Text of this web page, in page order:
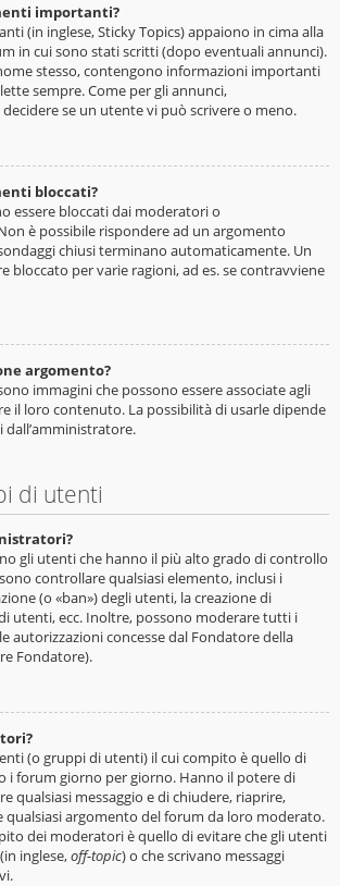
importanti?
(in inglese, Sticky Topics) appaiono in cima alla
in cui sono stati scritti (dopo eventuali annunci).
stesso, contengono informazioni importanti
sempre. Come per gli annunci,
se un utente vi può scrivere o meno.
bloccati?
essere bloccati dai moderatori o
è possibile rispondere ad un argomento
chiusi terminano automaticamente. Un
bloccato per varie ragioni, ad es. se contravviene
argomento?
immagini che possono essere associate agli
il loro contenuto. La possibilità di usarle dipende
dall’amministratore.
di utenti
gli utenti che hanno il più alto grado di controllo
controllare qualsiasi elemento, inclusi i
(o «ban») degli utenti, la creazione di
utenti, ecc. Inoltre, possono moderare tutti i
autorizzazioni concesse dal Fondatore della
Fondatore).
(o gruppi di utenti) il cui compito è quello di
i forum giorno per giorno. Hanno il potere di
qualsiasi messaggio e di chiudere, riaprire,
qualsiasi argomento del forum da loro moderato.
dei moderatori è quello di evitare che gli utenti
inglese,off-topic) o che scrivano messaggi